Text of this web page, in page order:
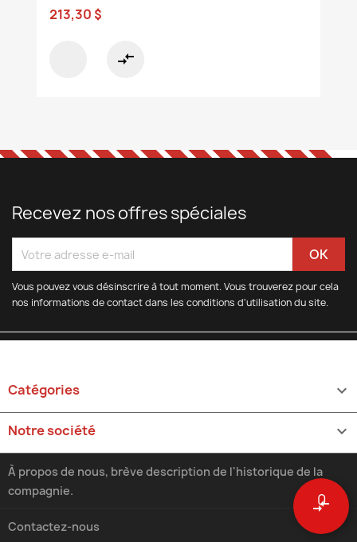
0
compare_arrows
213,30 $
compare_arrows
Recevez nos offres spéciales
Vous pouvez vous désinscrire à tout moment. Vous trouverez pour cela
nos informations de contact dans les conditions d'utilisation du site.
Catégories 
Notre société 
À propos de nous, brève description de l'historique de la
compagnie.
Contactez-nous